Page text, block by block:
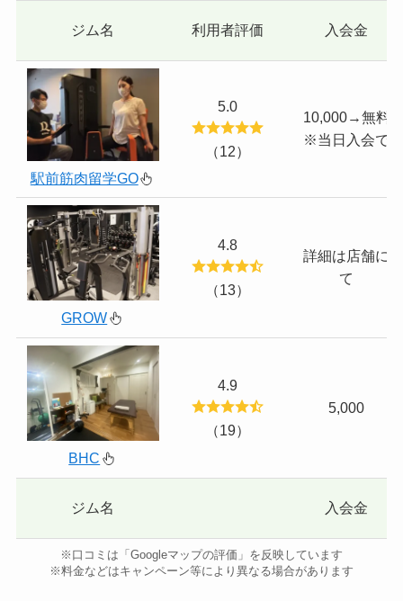
ジム名 利用者評価 入会金
駅前筋肉留学GO
5.0
（12）
10,000→無料
※当日入会で
GROW
4.8
（13）
詳細は店舗に
て
BHC
4.9
（19）
5,000
ジム名 入会金
※口コミは「Googleマップの評価」を反映しています
※料金などはキャンペーン等により異なる場合があります